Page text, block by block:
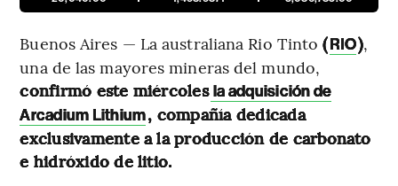
Buenos Aires — La australiana Rio Tinto(RIO),
una de las mayores mineras del mundo,
confirmó este miércoles la adquisición de
Arcadium Lithium, compañía dedicada
exclusivamente a la producción de carbonato
e hidróxido de litio.